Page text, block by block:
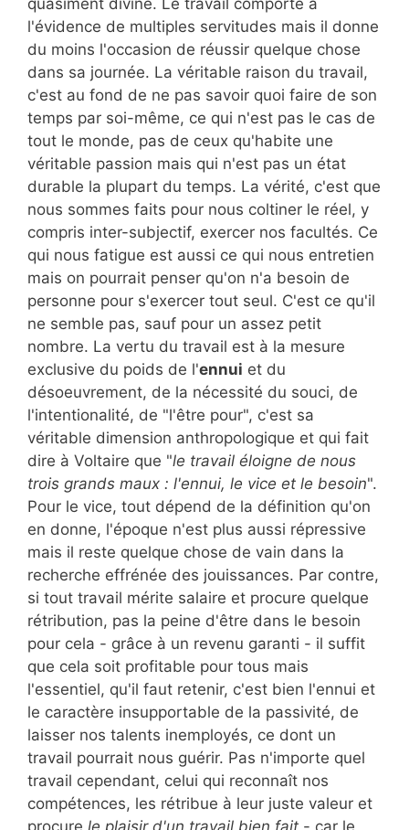
l'évidence de multiples servitudes mais il donne
du moins l'occasion de réussir quelque chose
dans sa journée. La véritable raison du travail,
c'est au fond de ne pas savoir quoi faire de son
temps par soi-même, ce qui n'est pas le cas de
tout le monde, pas de ceux qu'habite une
véritable passion mais qui n'est pas un état
durable la plupart du temps. La vérité, c'est que
nous sommes faits pour nous coltiner le réel, y
compris inter-subjectif, exercer nos facultés. Ce
qui nous fatigue est aussi ce qui nous entretien
mais on pourrait penser qu'on n'a besoin de
personne pour s'exercer tout seul. C'est ce qu'il
ne semble pas, sauf pour un assez petit
nombre. La vertu du travail est à la mesure
exclusive du poids de l'ennui et du
désoeuvrement, de la nécessité du souci, de
l'intentionalité, de "l'être pour", c'est sa
véritable dimension anthropologique et qui fait
dire à Voltaire que "le travail éloigne de nous
trois grands maux : l'ennui, le vice et le besoin".
Pour le vice, tout dépend de la définition qu'on
en donne, l'époque n'est plus aussi répressive
mais il reste quelque chose de vain dans la
recherche effrénée des jouissances. Par contre,
si tout travail mérite salaire et procure quelque
rétribution, pas la peine d'être dans le besoin
pour cela - grâce à un revenu garanti - il suffit
que cela soit profitable pour tous mais
l'essentiel, qu'il faut retenir, c'est bien l'ennui et
le caractère insupportable de la passivité, de
laisser nos talents inemployés, ce dont un
travail pourrait nous guérir. Pas n'importe quel
travail cependant, celui qui reconnaît nos
compétences, les rétribue à leur juste valeur et
procure le plaisir d'un travail bien fait - car le